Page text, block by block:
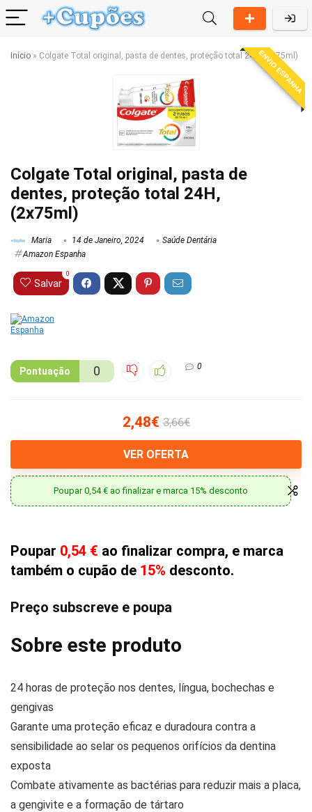
Início » Colgate Total original, pasta de dentes, proteção total 24H, (2x75ml)
ENVIO ESPANHA
Colgate Total original, pasta de
dentes, proteção total 24H,
(2x75ml)
Maria 14 de Janeiro, 2024
Saúde Dentária
Amazon Espanha
Salvar
0
Pontuação 0 0
2,48€ 3,66€
VER OFERTA
Poupar 0,54 € ao finalizar e marca 15% desconto
Poupar 0,54 € ao finalizar compra, e marca
também o cupão de 15% desconto.
Preço subscreve e poupa
Sobre este produto
24 horas de proteção nos dentes, língua, bochechas e
gengivas
Garante uma proteção eficaz e duradoura contra a
sensibilidade ao selar os pequenos orifícios da dentina
exposta
Combate ativamente as bactérias para reduzir mais a placa,
a gengivite e a formação de tártaro